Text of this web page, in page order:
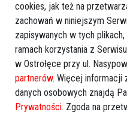
cookies, jak też na
zachowań w niniejszym
zapisywanych w tych
ramach korzystania z
w Ostrołęce przy ul.
partnerów. Więcej informacji
danych osobowych znajdą
Prywatności. Zgoda na